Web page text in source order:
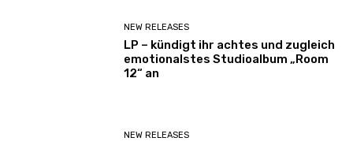
NEW RELEASES
LP – kündigt ihr achtes und zugleich
emotionalstes Studioalbum „Room
12“ an
NEW RELEASES